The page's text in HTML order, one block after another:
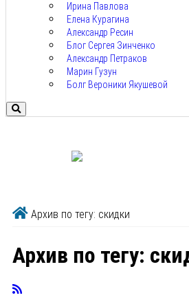
Ирина Павлова
Елена Курагина
Александр Ресин
Блог Сергея Зинченко
Александр Петраков
Марин Гузун
Болг Вероники Якушевой
Архив по тегу: скидки
Архив по тегу: